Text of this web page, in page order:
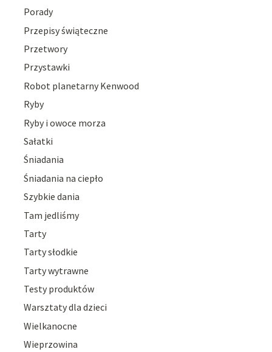
Porady
Przepisy świąteczne
Przetwory
Przystawki
Robot planetarny Kenwood
Ryby
Ryby i owoce morza
Sałatki
Śniadania
Śniadania na ciepło
Szybkie dania
Tam jedliśmy
Tarty
Tarty słodkie
Tarty wytrawne
Testy produktów
Warsztaty dla dzieci
Wielkanocne
Wieprzowina